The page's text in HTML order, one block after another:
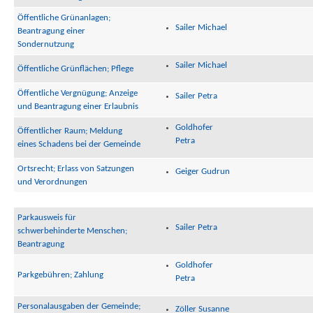
Öffentliche Grünanlagen;
Beantragung einer
Sondernutzung
Sailer Michael
Öffentliche Grünflächen; Pflege Sailer Michael
Öffentliche Vergnügung; Anzeige
und Beantragung einer Erlaubnis
Sailer Petra
Öffentlicher Raum; Meldung
eines Schadens bei der Gemeinde
Goldhofer
Petra
Ortsrecht; Erlass von Satzungen
und Verordnungen
Geiger Gudrun
Parkausweis für
schwerbehinderte Menschen;
Beantragung
Sailer Petra
Parkgebühren; Zahlung
Goldhofer
Petra
Personalausgaben der Gemeinde; Zöller Susanne